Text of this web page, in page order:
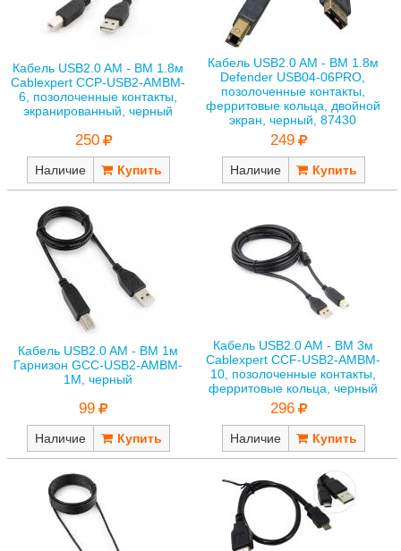
Кабель USB2.0 AM - BM 1.8м
Cablexpert CCP-USB2-AMBM-
6, позолоченные контакты,
экранированный, черный
250
Наличие
Кабель USB2.0 AM - BM 1.8м
Defender USB04-06PRO,
позолоченные контакты,
ферритовые кольца, двойной
экран, черный, 87430
249
Наличие
Кабель USB2.0 AM - BM 1м
Гарнизон GCC-USB2-AMBM-
1M, черный
99
Наличие
Кабель USB2.0 AM - BM 3м
Cablexpert CCF-USB2-AMBM-
10, позолоченные контакты,
ферритовые кольца, черный
296
Наличие